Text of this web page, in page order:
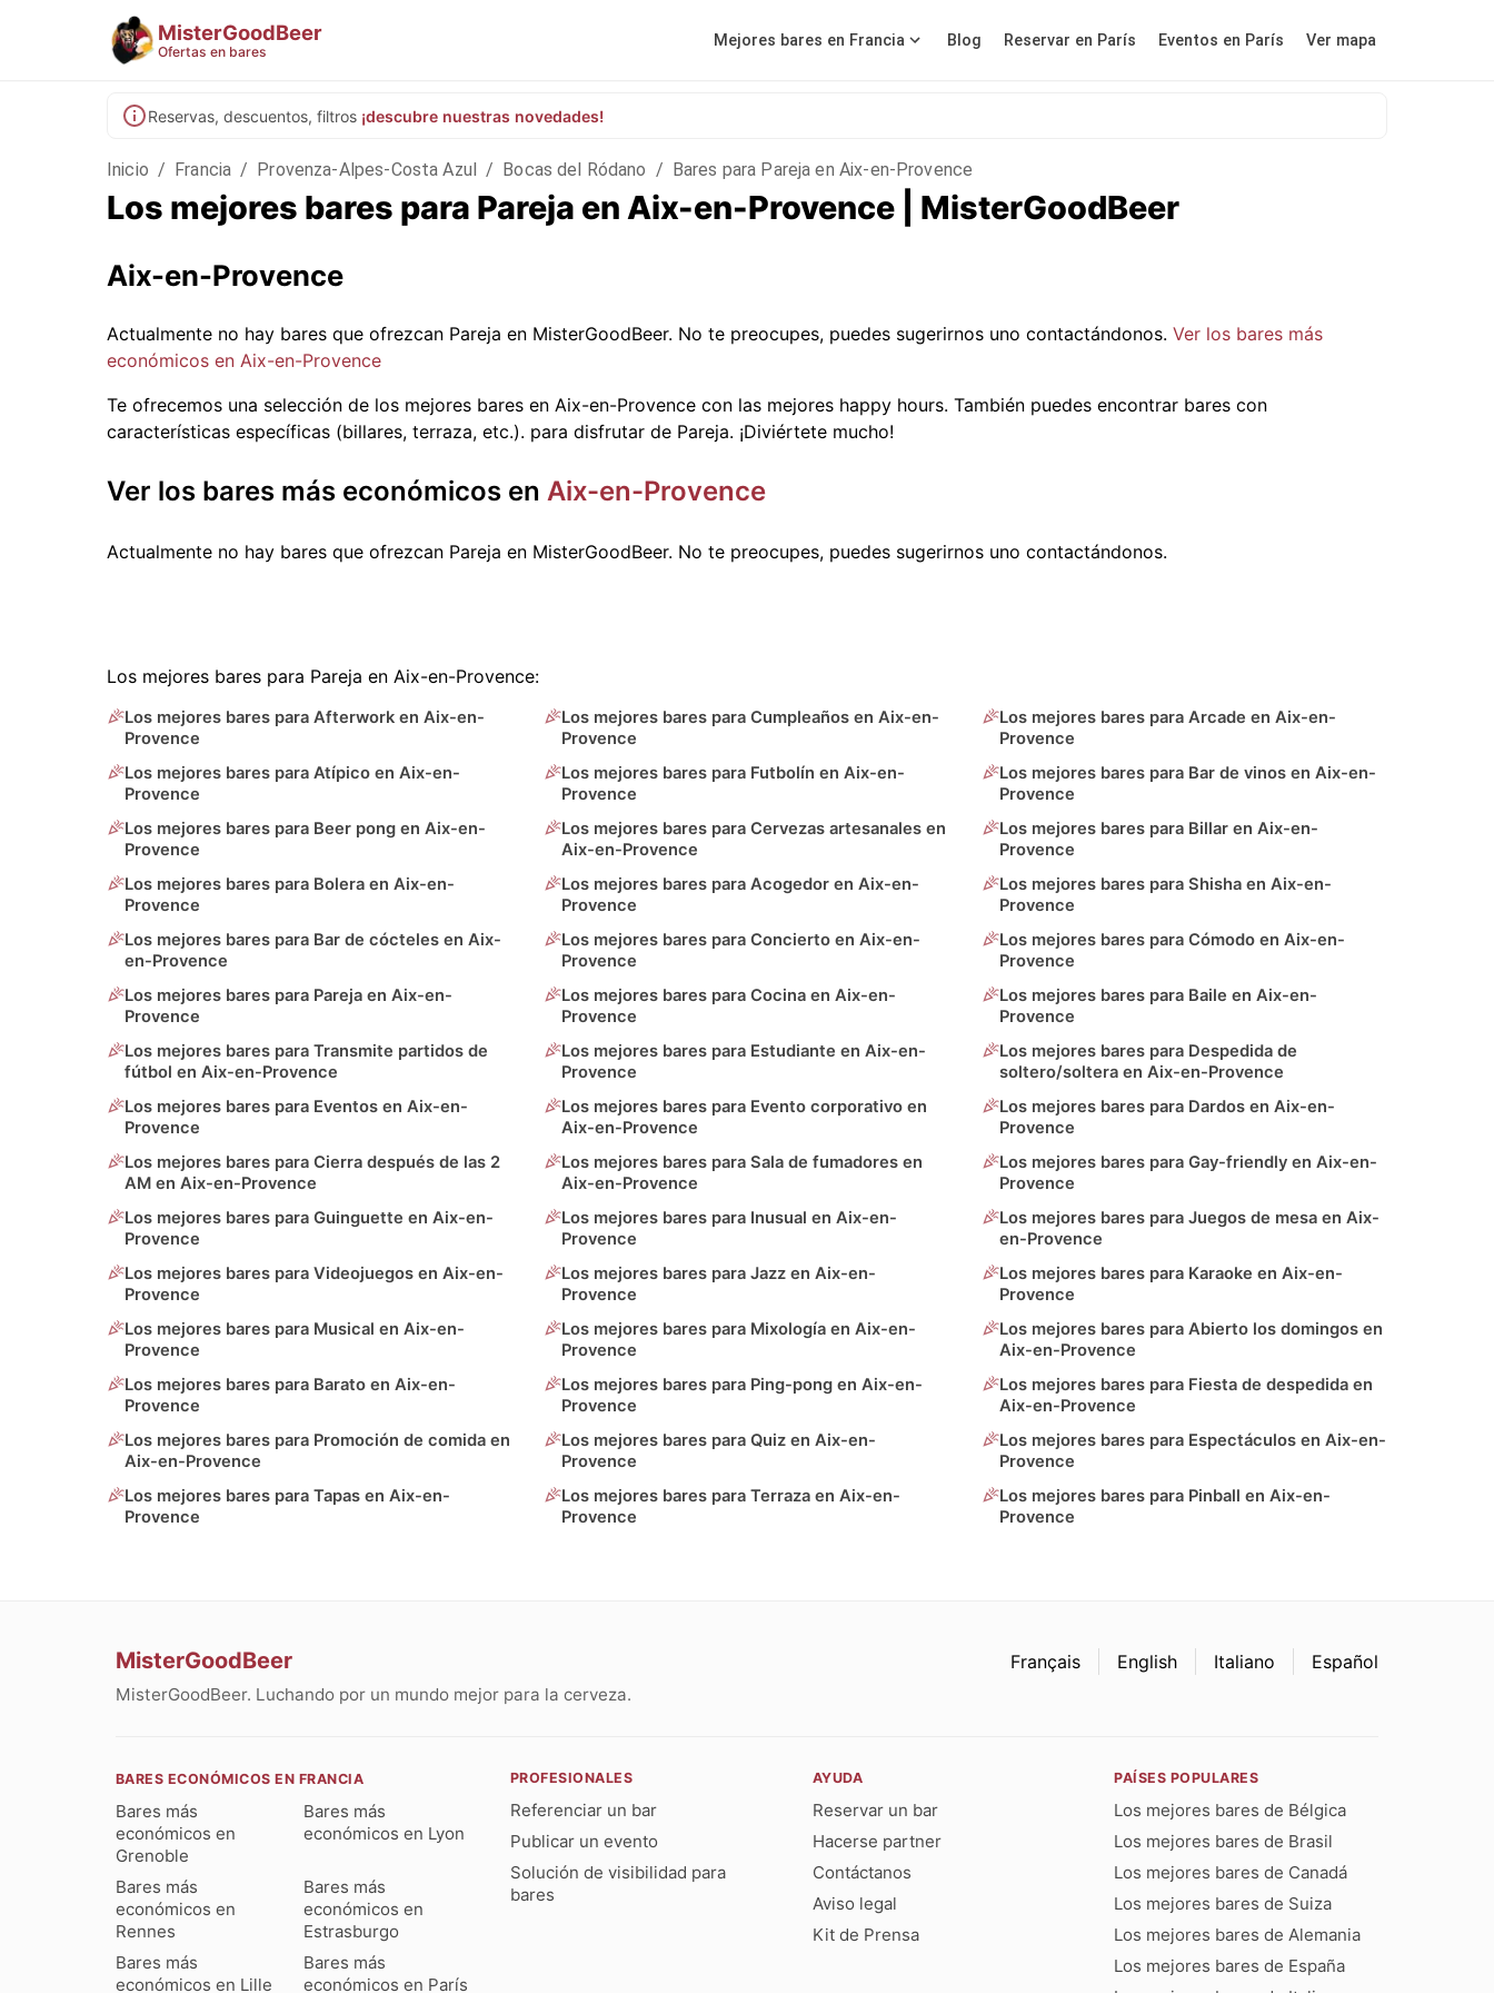
MisterGoodBeer
Ofertas en bares
Mejores bares en Francia Blog Reservar en París Eventos en París Ver mapa
Reservas, descuentos, filtros ¡descubre nuestras novedades!
Inicio / Francia / Provenza-Alpes-Costa Azul / Bocas del Ródano / Bares para Pareja en Aix-en-Provence
Los mejores bares para Pareja en Aix-en-Provence | MisterGoodBeer
Aix-en-Provence
Actualmente no hay bares que ofrezcan Pareja en MisterGoodBeer. No te preocupes, puedes sugerirnos uno contactándonos. Ver los bares más
económicos en Aix-en-Provence
Te ofrecemos una selección de los mejores bares en Aix-en-Provence con las mejores happy hours. También puedes encontrar bares con
características específicas (billares, terraza, etc.). para disfrutar de Pareja. ¡Diviértete mucho!
Ver los bares más económicos en Aix-en-Provence
Actualmente no hay bares que ofrezcan Pareja en MisterGoodBeer. No te preocupes, puedes sugerirnos uno contactándonos.
Los mejores bares para Pareja en Aix-en-Provence:
Los mejores bares para Afterwork en Aix-en-
Provence
Los mejores bares para Cumpleaños en Aix-en-
Provence
Los mejores bares para Arcade en Aix-en-
Provence
Los mejores bares para Atípico en Aix-en-
Provence
Los mejores bares para Futbolín en Aix-en-
Provence
Los mejores bares para Bar de vinos en Aix-en-
Provence
Los mejores bares para Beer pong en Aix-en-
Provence
Los mejores bares para Cervezas artesanales en
Aix-en-Provence
Los mejores bares para Billar en Aix-en-
Provence
Los mejores bares para Bolera en Aix-en-
Provence
Los mejores bares para Acogedor en Aix-en-
Provence
Los mejores bares para Shisha en Aix-en-
Provence
Los mejores bares para Bar de cócteles en Aix-
en-Provence
Los mejores bares para Concierto en Aix-en-
Provence
Los mejores bares para Cómodo en Aix-en-
Provence
Los mejores bares para Pareja en Aix-en-
Provence
Los mejores bares para Cocina en Aix-en-
Provence
Los mejores bares para Baile en Aix-en-
Provence
Los mejores bares para Transmite partidos de
fútbol en Aix-en-Provence
Los mejores bares para Estudiante en Aix-en-
Provence
Los mejores bares para Despedida de
soltero/soltera en Aix-en-Provence
Los mejores bares para Eventos en Aix-en-
Provence
Los mejores bares para Evento corporativo en
Aix-en-Provence
Los mejores bares para Dardos en Aix-en-
Provence
Los mejores bares para Cierra después de las 2
AM en Aix-en-Provence
Los mejores bares para Sala de fumadores en
Aix-en-Provence
Los mejores bares para Gay-friendly en Aix-en-
Provence
Los mejores bares para Guinguette en Aix-en-
Provence
Los mejores bares para Inusual en Aix-en-
Provence
Los mejores bares para Juegos de mesa en Aix-
en-Provence
Los mejores bares para Videojuegos en Aix-en-
Provence
Los mejores bares para Jazz en Aix-en-
Provence
Los mejores bares para Karaoke en Aix-en-
Provence
Los mejores bares para Musical en Aix-en-
Provence
Los mejores bares para Mixología en Aix-en-
Provence
Los mejores bares para Abierto los domingos en
Aix-en-Provence
Los mejores bares para Barato en Aix-en-
Provence
Los mejores bares para Ping-pong en Aix-en-
Provence
Los mejores bares para Fiesta de despedida en
Aix-en-Provence
Los mejores bares para Promoción de comida en
Aix-en-Provence
Los mejores bares para Quiz en Aix-en-
Provence
Los mejores bares para Espectáculos en Aix-en-
Provence
Los mejores bares para Tapas en Aix-en-
Provence
Los mejores bares para Terraza en Aix-en-
Provence
Los mejores bares para Pinball en Aix-en-
Provence
MisterGoodBeer
MisterGoodBeer. Luchando por un mundo mejor para la cerveza.
Français English Italiano Español
BARES ECONÓMICOS EN FRANCIA
Bares más
económicos en
Grenoble
Bares más
económicos en Lyon
Bares más
económicos en
Rennes
Bares más
económicos en
Estrasburgo
Bares más
económicos en Lille
Bares más
económicos en París
PROFESIONALES
Referenciar un bar
Publicar un evento
Solución de visibilidad para
bares
AYUDA
Reservar un bar
Hacerse partner
Contáctanos
Aviso legal
Kit de Prensa
PAÍSES POPULARES
Los mejores bares de Bélgica
Los mejores bares de Brasil
Los mejores bares de Canadá
Los mejores bares de Suiza
Los mejores bares de Alemania
Los mejores bares de España